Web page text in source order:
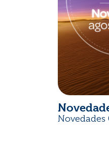
Novedades